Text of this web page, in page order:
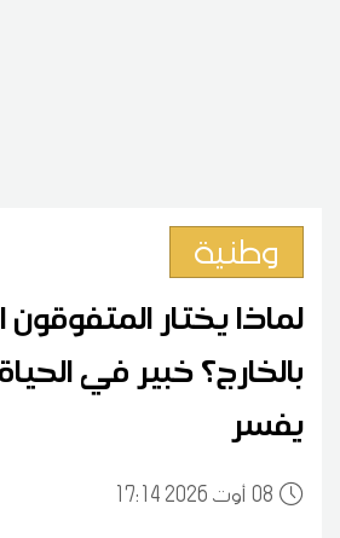
وطنية
لماذا يختار المتفوقون
بالخارج؟ خبير في
يفسر
0817:14 2026 أوت